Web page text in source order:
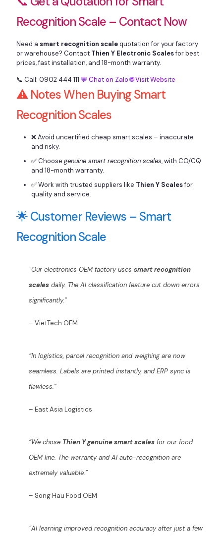
Recognition Scale – Contact Now
Need a smart recognition scalequotation for your factory
or warehouse? Contact Thien Y Electronic Scalesfor best
prices, fast installation, and 18-month warranty.
📞 Call: 0902 444 111 💬 Chat on Zalo 🌐 Visit Website
⚠️ Notes When Buying Smart
Recognition Scales
❌ Avoid uncertified cheap smart scales – inaccurate
and risky.
✅ Choose genuine smart recognition scales, with CO/CQ
and 18-month warranty.
✅ Work with trusted suppliers like Thien Y Scalesfor
quality and service.
🌟 Customer Reviews – Smart
Recognition Scale
“Our electronics OEM factory uses smart recognition
scales daily. The AI classification feature cut down errors
significantly.”
– VietTech OEM
“In logistics, parcel recognition and weighing are now
seamless. Labels are printed instantly, and ERP sync is
flawless.”
– East Asia Logistics
“We chose Thien Y genuine smart scales for our food
OEM line. The warranty and AI auto-recognition are
extremely valuable.”
– Song Hau Food OEM
“AI learning improved recognition accuracy after just a few